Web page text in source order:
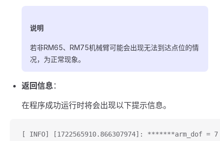
说明
若非RM65、RM75机械臂可能会出现无法到达点位的情
况，为正常现象。
返回信息 ：
在程序成功运行时将会出现以下提示信息。
[ INFO] [1722565910.866307974]: *******arm_dof = 7